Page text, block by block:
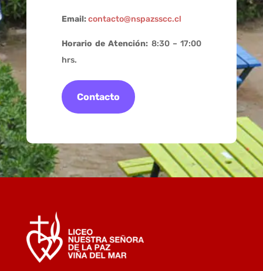
Email:contacto@nspazsscc.cl
Horario de Atención: 8:30 – 17:00
hrs.
Contacto